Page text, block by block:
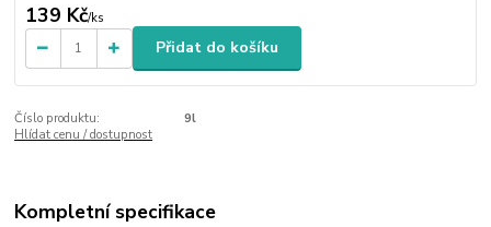
139 Kč/ks
Přidat do košíku
Číslo produktu:
9l
Hlídat cenu / dostupnost
Kompletní specifikace